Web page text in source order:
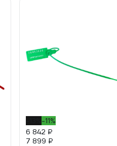
-11%
6 842 ₽
7 899 ₽